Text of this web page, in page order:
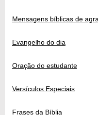
Mensagens bíblicas de
Evangelho do dia
Oração do estudante
Versículos Especiais
Frases da Bíblia